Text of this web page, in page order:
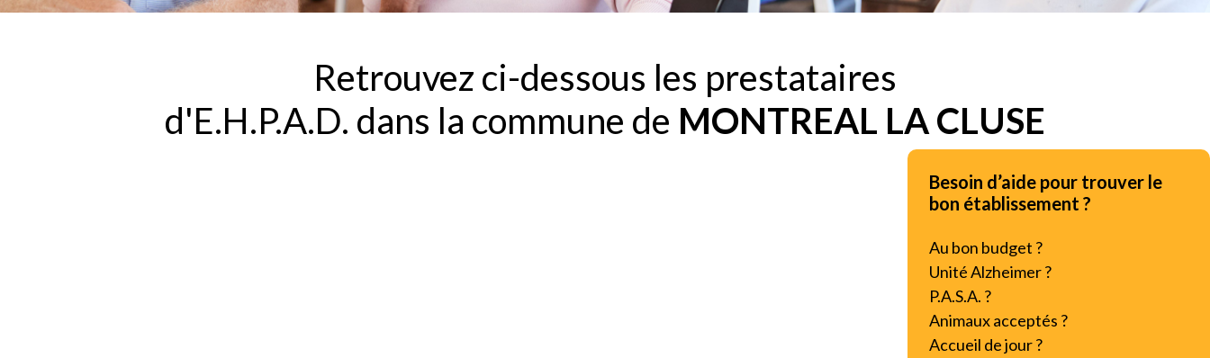
Retrouvez ci-dessous les prestataires
d'E.H.P.A.D. dans la commune de MONTREAL LA CLUSE
Besoin d’aide pour trouver le
bon établissement ?
Au bon budget ?
Unité Alzheimer ?
P.A.S.A. ?
Animaux acceptés ?
Accueil de jour ?